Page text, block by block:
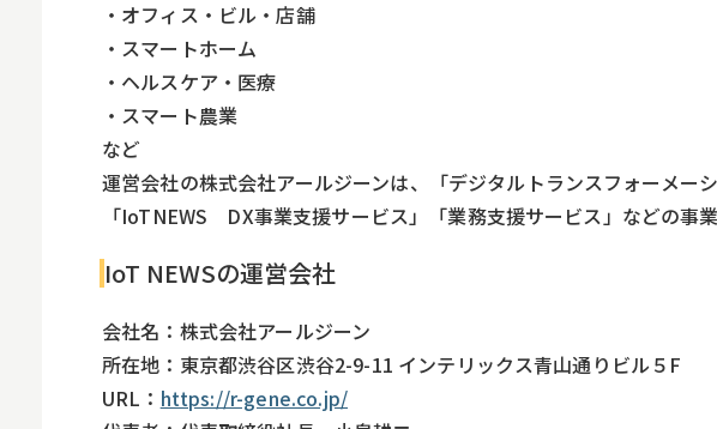
・オフィス・ビル・店舗
・スマートホーム
・ヘルスケア・医療
・スマート農業
など
運営会社の株式会社アールジーンは、「デジタルトランスフォーメー
「IoTNEWS DX事業支援サービス」「業務支援サービス」などの事業
IoT NEWSの運営会社
会社名：株式会社アールジーン
所在地：東京都渋谷区渋谷2-9-11 インテリックス青山通りビル５F
URL： https://r-gene.co.jp/